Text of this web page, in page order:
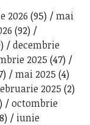
2026 (95)
mai
(92)
decembrie
2025 (47)
mai 2025 (4)
2025 (2)
octombrie
iunie